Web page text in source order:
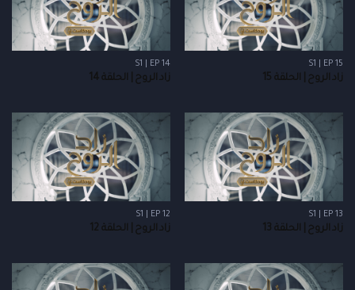
S1 | EP 15
زاد الروح | الحلقة 15
S1 | EP 14
زاد الروح | الحلقة 14
S1 | EP 13
زاد الروح | الحلقة 13
S1 | EP 12
زاد الروح | الحلقة 12